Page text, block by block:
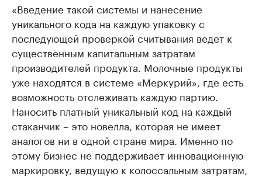
«Введение такой системы и нанесение
уникального кода на каждую упаковку с
последующей проверкой считывания ведет к
существенным капитальным затратам
производителей продукта. Молочные продукты
уже находятся в системе «Меркурий», где есть
возможность отслеживать каждую партию.
Наносить платный уникальный код на каждый
стаканчик – это новелла, которая не имеет
аналогов ни в одной стране мира. Именно по
этому бизнес не поддерживает инновационную
маркировку, ведущую к колоссальным затратам,